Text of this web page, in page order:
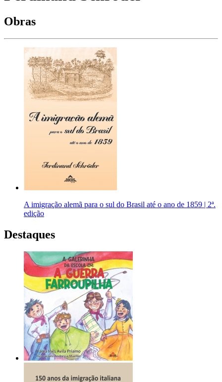
Obras
A imigração alemã para o sul do Brasil até o ano de 1859 | 2ª.
edição
Destaques